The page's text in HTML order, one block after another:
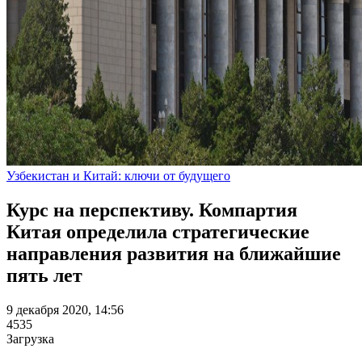
Узбекистан и Китай: ключи от будущего
Курс на перспективу. Компартия
Китая определила стратегические
направления развития на ближайшие
пять лет
9 декабря 2020, 14:56
4535
Загрузка